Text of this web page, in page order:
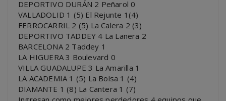
DEPORTIVO DURÁN 2 Peñarol 0
VALLADOLID 1 (5) El Rejunte 1(4)
FERROCARRIL 2 (5) La Calera 2 (3)
DEPORTIVO TADDEY 4 La Lanera 2
BARCELONA 2 Taddey 1
LA HIGUERA 3 Boulevard 0
VILLA GUADALUPE 3 La Amarilla 1
LA ACADEMIA 1 (5) La Bolsa 1 (4)
DIAMANTE 1 (8) La Cantera 1 (7)